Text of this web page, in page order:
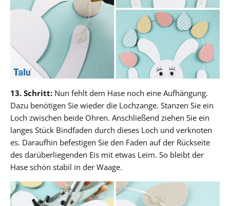
13. Schritt: Nun fehlt dem Hase noch eine Aufhängung.
Dazu benötigen Sie wieder die Lochzange. Stanzen Sie ein
Loch zwischen beide Ohren. Anschließend ziehen Sie ein
langes Stück Bindfaden durch dieses Loch und verknoten
es. Daraufhin befestigen Sie den Faden auf der Rückseite
des darüberliegenden Eis mit etwas Leim. So bleibt der
Hase schön stabil in der Waage.